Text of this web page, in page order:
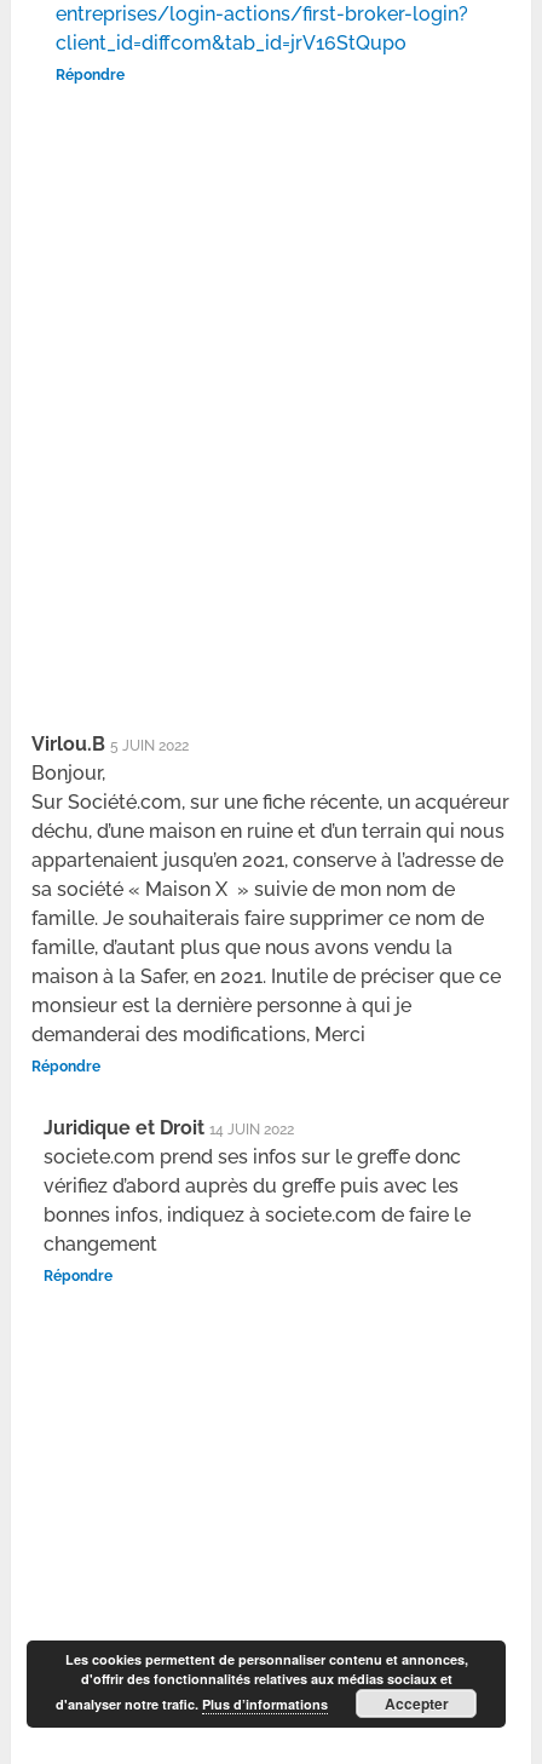
entreprises/login-actions/first-broker-login?
client_id=diffcom&tab_id=jrV16StQupo
Répondre
Virlou.B 5 JUIN 2022
Bonjour,
Sur Société.com, sur une fiche récente, un acquéreur
déchu, d’une maison en ruine et d’un terrain qui nous
appartenaient jusqu’en 2021, conserve à l’adresse de
sa société « Maison X » suivie de mon nom de
famille. Je souhaiterais faire supprimer ce nom de
famille, d’autant plus que nous avons vendu la
maison à la Safer, en 2021. Inutile de préciser que ce
monsieur est la dernière personne à qui je
demanderai des modifications, Merci
Répondre
Juridique et Droit 14 JUIN 2022
societe.com prend ses infos sur le greffe donc
vérifiez d’abord auprès du greffe puis avec les
bonnes infos, indiquez à societe.com de faire le
changement
Répondre
Les cookies permettent de personnaliser contenu et annonces,
d'offrir des fonctionnalités relatives aux médias sociaux et
d'analyser notre trafic.Plus d’informations Accepter